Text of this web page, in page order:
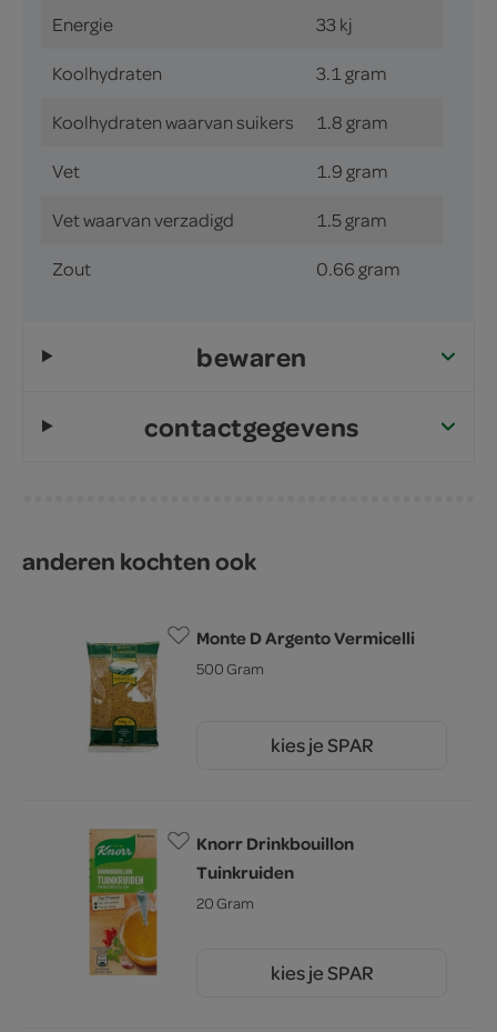
Energie 33 kj
Koolhydraten 3.1 gram
Koolhydraten waarvan suikers 1.8 gram
Vet 1.9 gram
Vet waarvan verzadigd 1.5 gram
Zout 0.66 gram
bewaren
contactgegevens
anderen kochten ook
Monte D Argento Vermicelli
500 Gram
kies je SPAR
Knorr Drinkbouillon
Tuinkruiden
20 Gram
kies je SPAR